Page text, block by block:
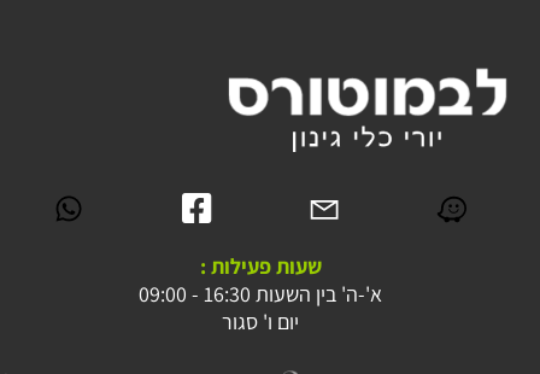
שעות פעילות :
א'-ה' בין השעות 16:30 - 09:00
יום ו' סגור